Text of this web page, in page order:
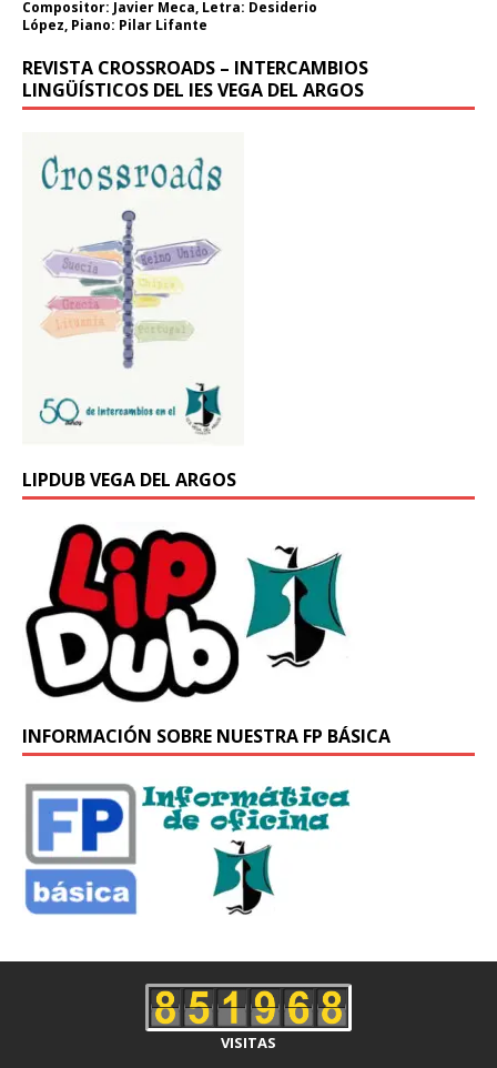
Compositor: Javier Meca, Letra: Desiderio
López, Piano: Pilar Lifante
REVISTA CROSSROADS – INTERCAMBIOS
LINGÜÍSTICOS DEL IES VEGA DEL ARGOS
LIPDUB VEGA DEL ARGOS
INFORMACIÓN SOBRE NUESTRA FP BÁSICA
VISITAS